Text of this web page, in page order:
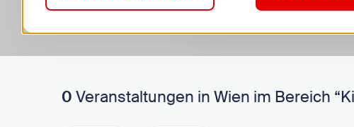
0 Veranstaltungen in Wien im Bereich